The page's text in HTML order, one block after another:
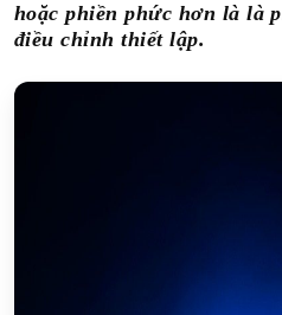
hoặc phiền phức hơn là là
điều chỉnh thiết lập.